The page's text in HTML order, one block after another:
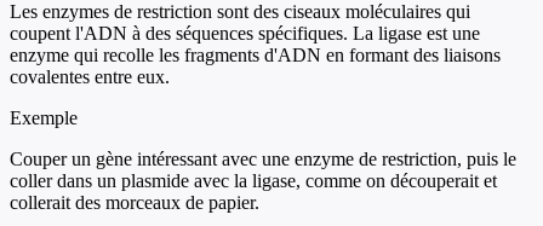
Les enzymes de restriction sont des ciseaux moléculaires qui
coupent l'ADN à des séquences spécifiques. La ligase est une
enzyme qui recolle les fragments d'ADN en formant des liaisons
covalentes entre eux.
Exemple
Couper un gène intéressant avec une enzyme de restriction, puis le
coller dans un plasmide avec la ligase, comme on découperait et
collerait des morceaux de papier.